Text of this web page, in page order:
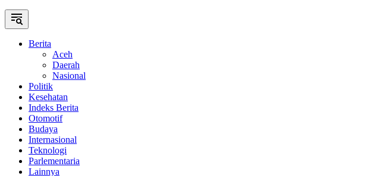
Berita
Aceh
Daerah
Nasional
Politik
Kesehatan
Indeks Berita
Otomotif
Budaya
Internasional
Teknologi
Parlementaria
Lainnya